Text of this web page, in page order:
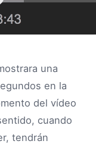
una
en la
del vídeo
cuando
tendrán